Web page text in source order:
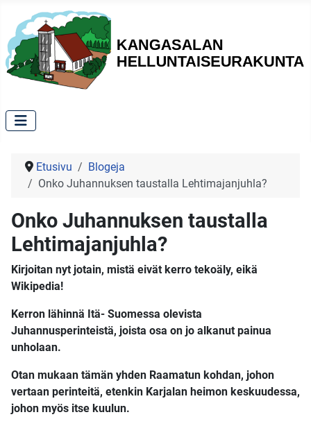
Etusivu
Blogeja
Onko Juhannuksen taustalla Lehtimajanjuhla?
Onko Juhannuksen taustalla
Lehtimajanjuhla?
Kirjoitan nyt jotain, mistä eivät kerro tekoäly, eikä
Wikipedia!
Kerron lähinnä Itä- Suomessa olevista
Juhannusperinteistä, joista osa on jo alkanut painua
unholaan.
Otan mukaan tämän yhden Raamatun kohdan, johon
vertaan perinteitä, etenkin Karjalan heimon keskuudessa,
johon myös itse kuulun.